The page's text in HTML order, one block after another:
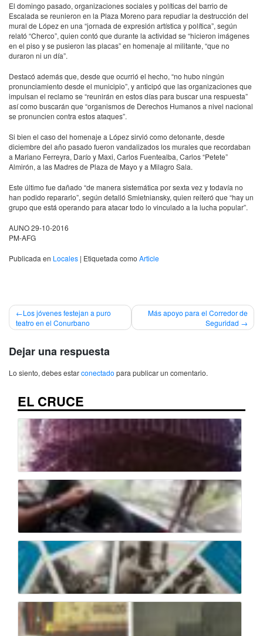
El domingo pasado, organizaciones sociales y políticas del barrio de
Escalada se reunieron en la Plaza Moreno para repudiar la destrucción del
mural de López en una “jornada de expresión artística y política”, según
relató “Cherco”, quien contó que durante la actividad se “hicieron imágenes
en el piso y se pusieron las placas” en homenaje al militante, “que no
duraron ni un día”.
Destacó además que, desde que ocurrió el hecho, “no hubo ningún
pronunciamiento desde el municipio”, y anticipó que las organizaciones que
impulsan el reclamo se “reunirán en estos días para buscar una respuesta”
así como buscarán que “organismos de Derechos Humanos a nivel nacional
se pronuncien contra estos ataques”.
Si bien el caso del homenaje a López sirvió como detonante, desde
diciembre del año pasado fueron vandalizados los murales que recordaban
a Mariano Ferreyra, Darío y Maxi, Carlos Fuentealba, Carlos “Petete”
Almirón, a las Madres de Plaza de Mayo y a Milagro Sala.
Este último fue dañado “de manera sistemática por sexta vez y todavía no
han podido repararlo”, según detalló Smietniansky, quien reiteró que “hay un
grupo que está operando para atacar todo lo vinculado a la lucha popular”.
AUNO29-10-2016
PM-AFG
Publicada en Locales | Etiquetada como Article
Navegación
de
entradas
Los jóvenes festejan a puro
teatro en el Conurbano
Más apoyo para el Corredor de
Seguridad
Dejar una respuesta
Lo siento, debes estarconectado para publicar un comentario.
EL CRUCE